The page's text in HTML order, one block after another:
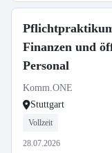
Finanzen und
Personal
Komm.ONE
Stuttgart
Vollzeit
28.07.2026